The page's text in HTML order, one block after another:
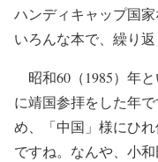
ハンディキャップ国
いろんな本で、繰り返
昭和60（1985）年
に靖国参拝をした年
め、「中国」様にひ
ですね。なんや、小